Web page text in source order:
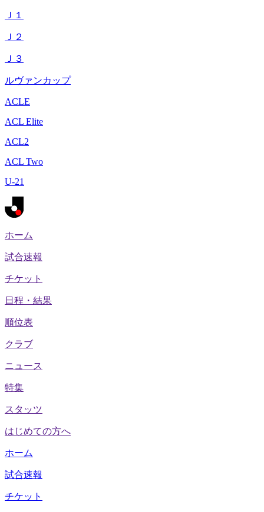
Ｊ１
Ｊ２
Ｊ３
ルヴァンカップ
ACLE
ACL Elite
ACL2
ACL Two
U-21
ホーム
試合速報
チケット
日程・結果
順位表
クラブ
ニュース
特集
スタッツ
はじめての方へ
ホーム
試合速報
チケット